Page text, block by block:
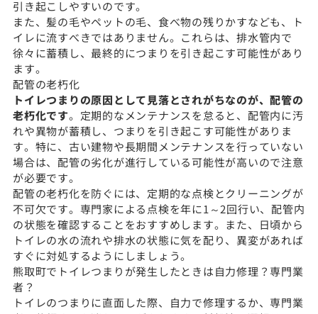
引き起こしやすいのです。
また、髪の毛やペットの毛、食べ物の残りかすなども、ト
イレに流すべきではありません。これらは、排水管内で
徐々に蓄積し、最終的につまりを引き起こす可能性があり
ます。
配管の老朽化
トイレつまりの原因として見落とされがちなのが、配管の
老朽化です。定期的なメンテナンスを怠ると、配管内に汚
れや異物が蓄積し、つまりを引き起こす可能性がありま
す。特に、古い建物や長期間メンテナンスを行っていない
場合は、配管の劣化が進行している可能性が高いので注意
が必要です。
配管の老朽化を防ぐには、定期的な点検とクリーニングが
不可欠です。専門家による点検を年に1～2回行い、配管内
の状態を確認することをおすすめします。また、日頃から
トイレの水の流れや排水の状態に気を配り、異変があれば
すぐに対処するようにしましょう。
熊取町でトイレつまりが発生したときは自力修理？専門業
者？
トイレのつまりに直面した際、自力で修理するか、専門業